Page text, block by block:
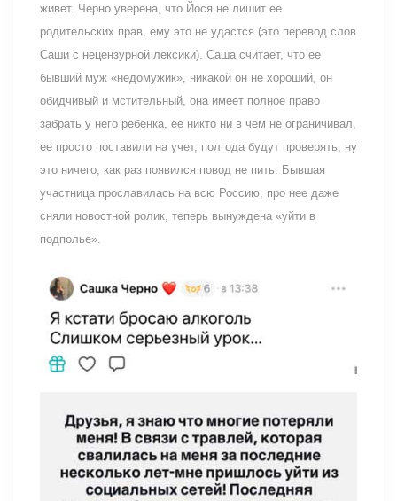
живет. Чepнo уверена, что Йося не лишит ее
родительских прав, ему это не удастся (это перевод слов
Саши с нецензурной лексики). Саша считает, что ее
бывший муж «недомужик», никакой он не хороший, он
обидчивый и мстительный, она имеет полное право
забрать у него ребенка, ее никто ни в чем не ограничивал,
ее просто поставили на учет, полгода будут проверять, ну
это ничего, как раз появился повод не пить. Бывшая
участница прославилась на всю Россию, про нее даже
сняли новостной ролик, теперь вынуждена «уйти в
подполье».